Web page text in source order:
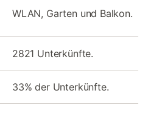
WLAN, Garten und Balkon.
2821 Unterkünfte.
33% der Unterkünfte.